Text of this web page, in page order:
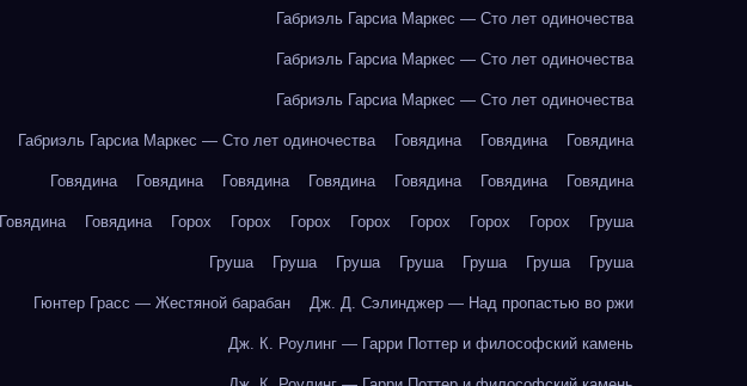
Габриэль Гарсиа Маркес — Сто лет одиночества
Габриэль Гарсиа Маркес — Сто лет одиночества
Габриэль Гарсиа Маркес — Сто лет одиночества
Габриэль Гарсиа Маркес — Сто лет одиночества Говядина Говядина Говядина
Говядина Говядина Говядина Говядина Говядина Говядина Говядина
Говядина Говядина Горох Горох Горох Горох Горох Горох Горох Груша
Груша Груша Груша Груша Груша Груша Груша
Гюнтер Грасс — Жестяной барабан Дж. Д. Сэлинджер — Над пропастью во ржи
Дж. К. Роулинг — Гарри Поттер и философский камень